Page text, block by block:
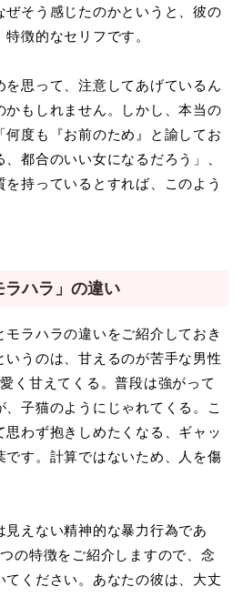
そう感じたのかというと、彼の
特徴的なセリフです。
を思って、注意してあげているん
かもしれません。しかし、本当の
度も『お前のため』と諭してお
都合のいい女になるだろう」、
持っているとすれば、このよう
ラハラ」の違い
ラハラの違いをご紹介しておき
いうのは、甘えるのが苦手な男性
く甘えてくる。普段は強がって
子猫のようにじゃれてくる。こ
わず抱きしめたくなる、ギャッ
です。計算ではないため、人を傷
えない精神的な暴力行為であ
の特徴をご紹介しますので、念
ください。あなたの彼は、大丈